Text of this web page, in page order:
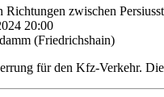
Richtungen zwischen
20:00
(Friedrichshain)
für den Kfz-Verkehr.